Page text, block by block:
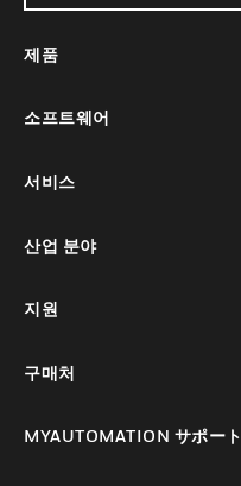
제품
소프트웨어
서비스
산업 분야
지원
구매처
MYAUTOMATION サポート